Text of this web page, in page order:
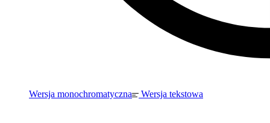
Wersja monochromatyczna Wersja tekstowa